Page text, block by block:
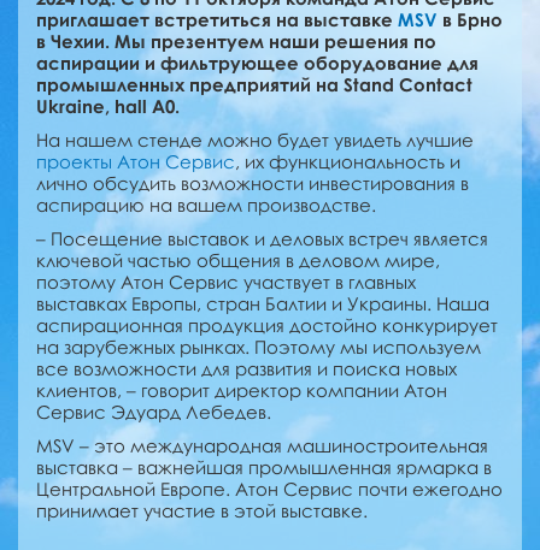
приглашает встретиться на выставке MSV в Брно
в Чехии. Мы презентуем наши решения по
аспирации и фильтрующее оборудование для
промышленных предприятий на Stand Contact
Ukraine, hall A0.
На нашем стенде можно будет увидеть лучшие
проекты Атон Сервис, их функциональность и
лично обсудить возможности инвестирования в
аспирацию на вашем производстве.
– Посещение выставок и деловых встреч является
ключевой частью общения в деловом мире,
поэтому Атон Сервис участвует в главных
выставках Европы, стран Балтии и Украины. Наша
аспирационная продукция достойно конкурирует
на зарубежных рынках. Поэтому мы используем
все возможности для развития и поиска новых
клиентов, – говорит директор компании Атон
Сервис Эдуард Лебедев.
MSV – это международная машиностроительная
выставка – важнейшая промышленная ярмарка в
Центральной Европе. Атон Сервис почти ежегодно
принимает участие в этой выставке.